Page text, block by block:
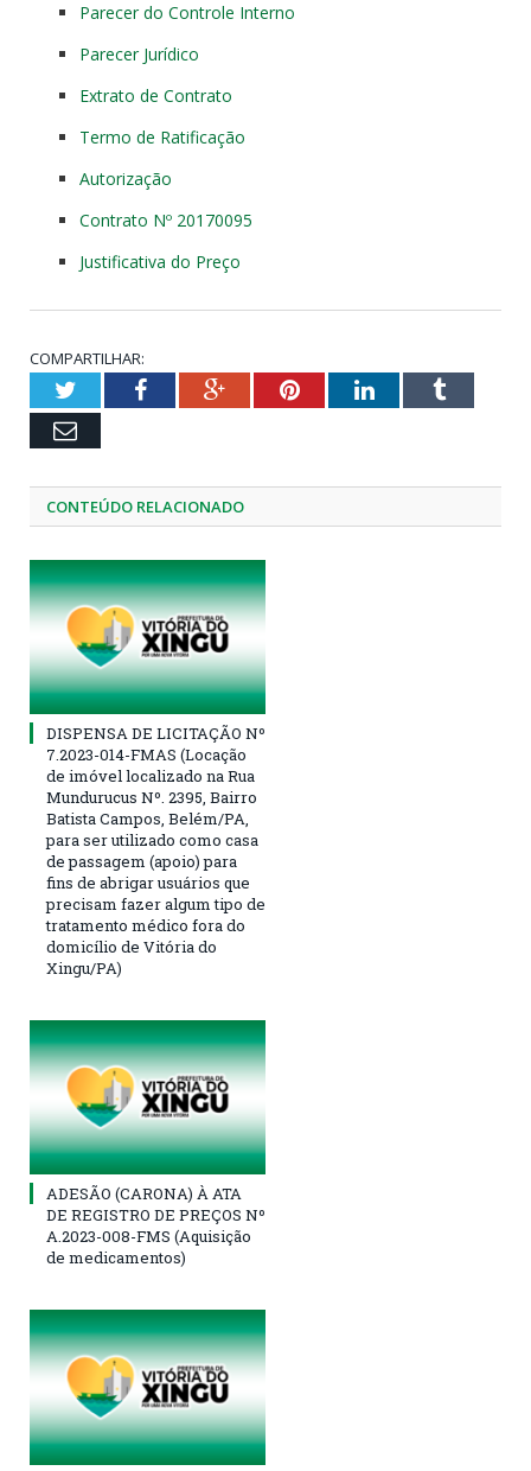
Parecer do Controle Interno
Parecer Jurídico
Extrato de Contrato
Termo de Ratificação
Autorização
Contrato Nº 20170095
Justificativa do Preço
COMPARTILHAR:
TwitterFacebookGoogle+PinterestLinkedInTumblr
Email
CONTEÚDO RELACIONADO
DISPENSA DE LICITAÇÃO Nº
7.2023-014-FMAS (Locação
de imóvel localizado na Rua
Mundurucus Nº. 2395, Bairro
Batista Campos, Belém/PA,
para ser utilizado como casa
de passagem (apoio) para
fins de abrigar usuários que
precisam fazer algum tipo de
tratamento médico fora do
domicílio de Vitória do
Xingu/PA)
ADESÃO (CARONA) À ATA
DE REGISTRO DE PREÇOS Nº
A.2023-008-FMS (Aquisição
de medicamentos)